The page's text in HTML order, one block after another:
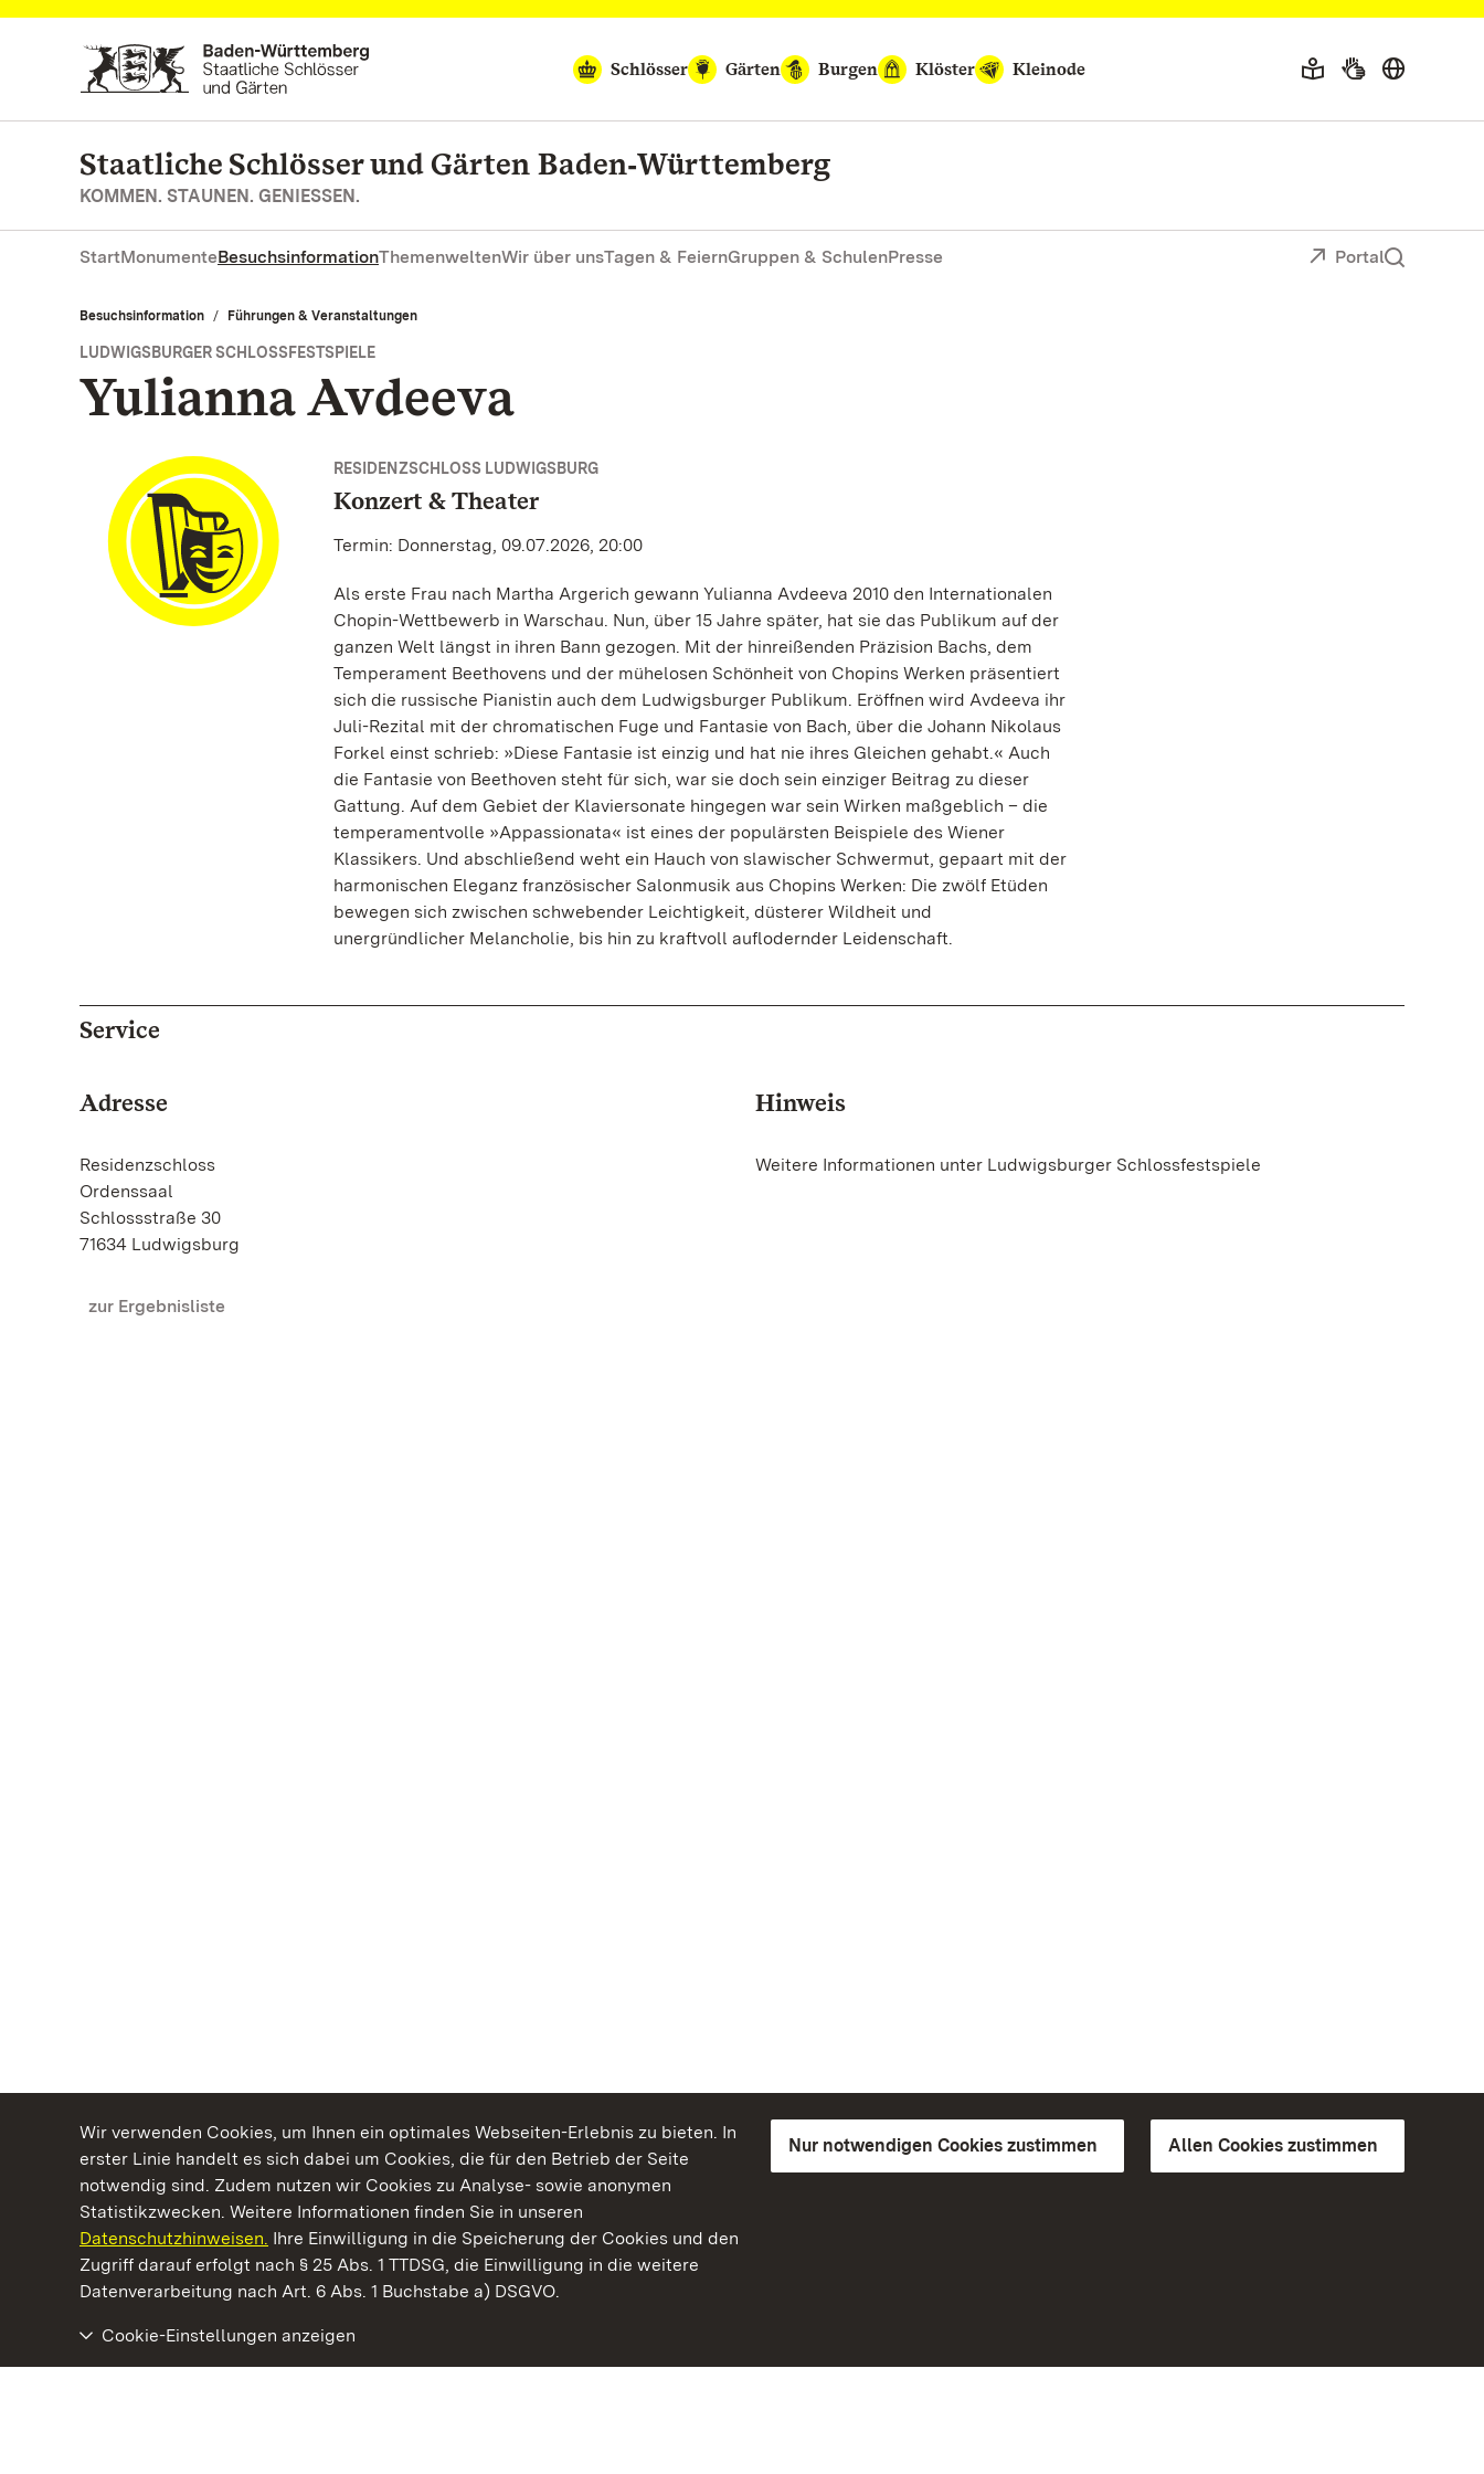
Wir verwenden Cookies, um Ihnen ein optimales Webseiten-Erlebnis zu bieten. In
erster Linie handelt es sich dabei um Cookies, die für den Betrieb der Seite
notwendig sind. Zudem nutzen wir Cookies zu Analyse- sowie anonymen
Statistikzwecken. Weitere Informationen finden Sie in unseren
Datenschutzhinweisen. Ihre Einwilligung in die Speicherung der Cookies und den
Zugriff darauf erfolgt nach § 25 Abs. 1 TTDSG, die Einwilligung in die weitere
Datenverarbeitung nach Art. 6 Abs. 1 Buchstabe a) DSGVO.
Nur notwendigen Cookies zustimmen Allen Cookies zustimmen
Cookie-Einstellungen anzeigen
Zum Hauptinhalt springen
Schlösser
Gärten Burgen Klöster Kleinode
Staatliche Schlösser und Gärten Baden‑Württemberg
KOMMEN. STAUNEN. GENIESSEN.
StartMonumenteBesuchsinformationThemenweltenWir über unsTagen & FeiernGruppen & SchulenPresse Portal
Besuchsinformation Führungen & Veranstaltungen
LUDWIGSBURGER SCHLOSSFESTSPIELE
Yulianna Avdeeva
RESIDENZSCHLOSS LUDWIGSBURG
Konzert & Theater
Termin: Donnerstag, 09.07.2026, 20:00
Als erste Frau nach Martha Argerich gewann Yulianna Avdeeva 2010 den Internationalen
Chopin-Wettbewerb in Warschau. Nun, über 15 Jahre später, hat sie das Publikum auf der
ganzen Welt längst in ihren Bann gezogen. Mit der hinreißenden Präzision Bachs, dem
Temperament Beethovens und der mühelosen Schönheit von Chopins Werken präsentiert
sich die russische Pianistin auch dem Ludwigsburger Publikum. Eröffnen wird Avdeeva ihr
Juli-Rezital mit der chromatischen Fuge und Fantasie von Bach, über die Johann Nikolaus
Forkel einst schrieb: »Diese Fantasie ist einzig und hat nie ihres Gleichen gehabt.« Auch
die Fantasie von Beethoven steht für sich, war sie doch sein einziger Beitrag zu dieser
Gattung. Auf dem Gebiet der Klaviersonate hingegen war sein Wirken maßgeblich – die
temperamentvolle »Appassionata« ist eines der populärsten Beispiele des Wiener
Klassikers. Und abschließend weht ein Hauch von slawischer Schwermut, gepaart mit der
harmonischen Eleganz französischer Salonmusik aus Chopins Werken: Die zwölf Etüden
bewegen sich zwischen schwebender Leichtigkeit, düsterer Wildheit und
unergründlicher Melancholie, bis hin zu kraftvoll auflodernder Leidenschaft.
Service
Adresse
Residenzschloss
Ordenssaal
Schlossstraße 30
71634 Ludwigsburg
Hinweis
Weitere Informationen unter Ludwigsburger Schlossfestspiele
zur Ergebnisliste
Kommen. Staunen. Genießen.